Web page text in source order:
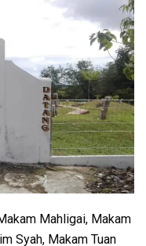
Mahligai, Makam
Syah, Makam Tuan